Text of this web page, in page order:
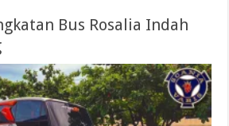
Bus Rosalia Indah